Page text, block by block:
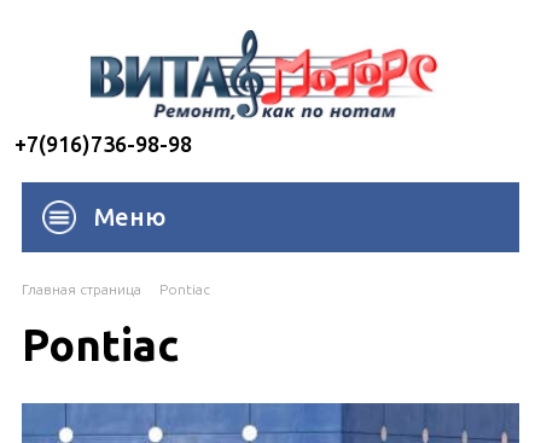
+7(916)736-98-98
Меню
Главная страница Pontiac
Pontiac